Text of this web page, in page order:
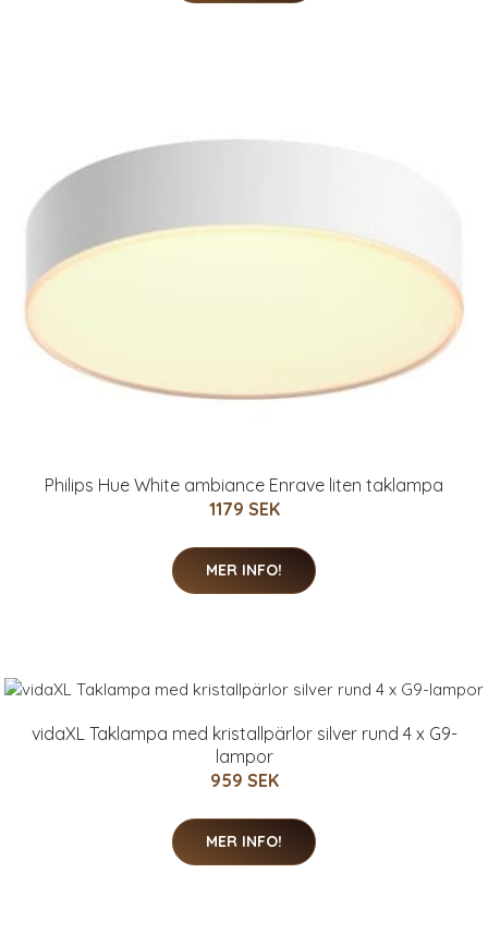
Philips Hue White ambiance Enrave liten taklampa
1179 SEK
MER INFO!
vidaXL Taklampa med kristallpärlor silver rund 4 x G9-
lampor
959 SEK
MER INFO!